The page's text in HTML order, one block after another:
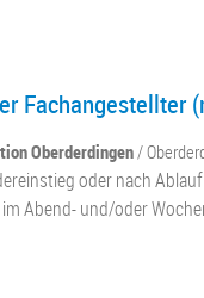
Fachangestellter
Oberderdingen/
oder nach
Abend- und/oder